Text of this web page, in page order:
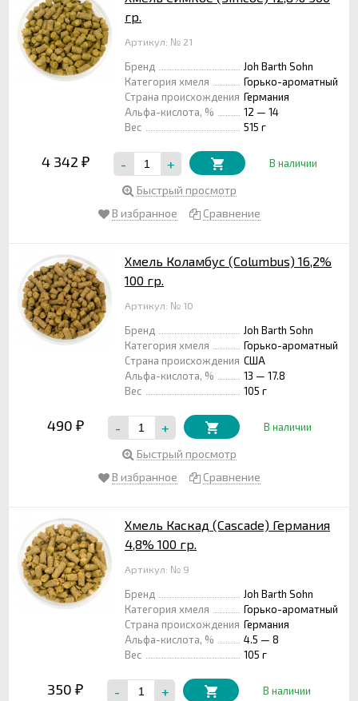
гр.
Артикул: № 21
Бренд
Joh Barth Sohn
Категория хмеля
Горько-ароматный
Страна происхождения Германия
Альфа-кислота, %
12 — 14
Вес
515 г
4 342 ₽ - + В наличии
Быстрый просмотр
В избранное
Сравнение
Хмель Коламбус (Columbus) 16,2%
100 гр.
Артикул: № 10
Бренд
Joh Barth Sohn
Категория хмеля
Горько-ароматный
Страна происхождения США
Альфа-кислота, %
13 — 17.8
Вес
105 г
490 ₽ - + В наличии
Быстрый просмотр
В избранное
Сравнение
Хмель Каскад (Cascade) Германия
4,8% 100 гр.
Артикул: № 9
Бренд
Joh Barth Sohn
Категория хмеля
Горько-ароматный
Страна происхождения Германия
Альфа-кислота, %
4.5 — 8
Вес
105 г
350 ₽ - + В наличии